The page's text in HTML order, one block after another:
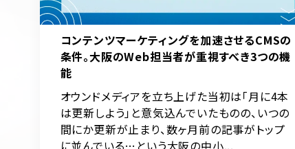
コンテンツマーケティングを加速させるCMSの
条件。大阪のWeb担当者が重視すべき3つの機
能
オウンドメディアを立ち上げた当初は「月に4本
は更新しよう」と意気込んでいたものの、いつの
間にか更新が止まり、数ヶ月前の記事がトップ